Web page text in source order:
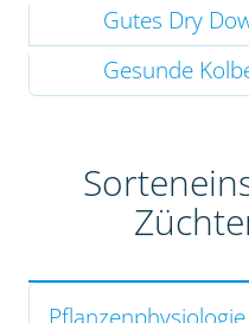
Gutes Dry
Gesunde